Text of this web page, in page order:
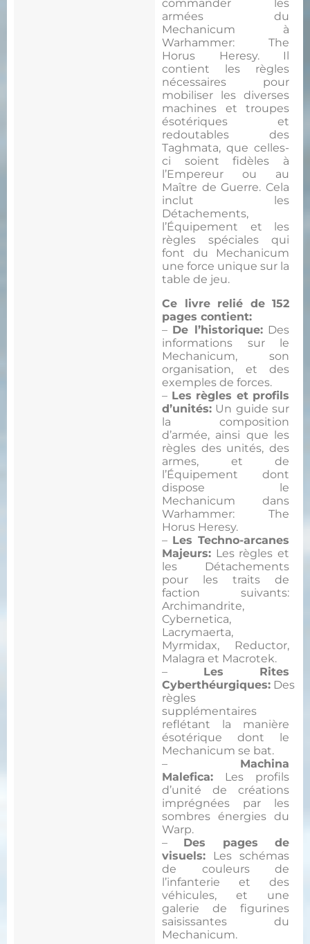
commander les
armées du
Mechanicum à
Warhammer: The
Horus Heresy. Il
contient les règles
nécessaires pour
mobiliser les diverses
machines et troupes
ésotériques et
redoutables des
Taghmata, que celles-
ci soient fidèles à
l’Empereur ou au
Maître de Guerre. Cela
inclut les
Détachements,
l’Équipement et les
règles spéciales qui
font du Mechanicum
une force unique sur la
table de jeu.
Ce livre relié de 152
pages contient:
– De l’historique:Des
informations sur le
Mechanicum, son
organisation, et des
exemples de forces.
– Les règles et profils
d’unités: Un guide sur
la composition
d’armée, ainsi que les
règles des unités, des
armes, et de
l’Équipement dont
dispose le
Mechanicum dans
Warhammer: The
Horus Heresy.
– Les Techno-arcanes
Majeurs: Les règles et
les Détachements
pour les traits de
faction suivants:
Archimandrite,
Cybernetica,
Lacrymaerta,
Myrmidax, Reductor,
Malagra et Macrotek.
– Les Rites
Cyberthéurgiques: Des
règles
supplémentaires
reflétant la manière
ésotérique dont le
Mechanicum se bat.
– Machina
Malefica: Les profils
d’unité de créations
imprégnées par les
sombres énergies du
Warp.
– Des pages de
visuels: Les schémas
de couleurs de
l’infanterie et des
véhicules, et une
galerie de figurines
saisissantes du
Mechanicum.